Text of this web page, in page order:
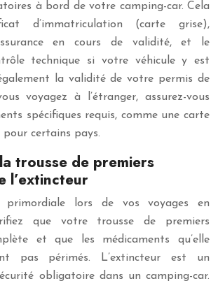
à bord de votre camping-car. Cela
d’immatriculation (carte grise),
en cours de validité, et le
technique si votre véhicule y est
la validité de votre permis de
voyagez à l’étranger, assurez-vous
spécifiques requis, comme une carte
pour certains pays.
trousse de premiers
l’extincteur
primordiale lors de vos voyages en
que votre trousse de premiers
et que les médicaments qu’elle
pas périmés. L’extincteur est un
obligatoire dans un camping-car.